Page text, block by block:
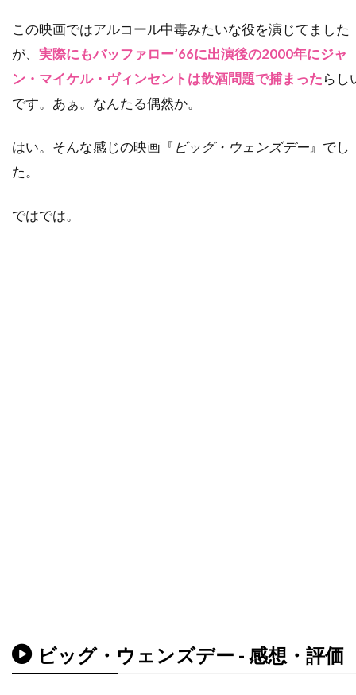
デイヴィッド・O・サックス
デイヴィッド・S・ウォード
デイヴィッド・T・フレンドリー
デイヴィッド・クレノン
デイヴィッド・フォスター
デル・アンドリュース
デル・クローズ
デレク・ギブソン
この映画ではアルコール中毒みたいな役を演じてました
が、 実際にもバッファロー’66に出演後の2000年にジャ
ン・マイケル・ヴィンセントは飲酒問題で捕まったらし
です。あぁ。なんたる偶然か。
はい。そんな感じの映画『 ビッグ・ウェンズデー』でし
た。
ではでは。
ビッグ・ウェンズデー - 感想・評価